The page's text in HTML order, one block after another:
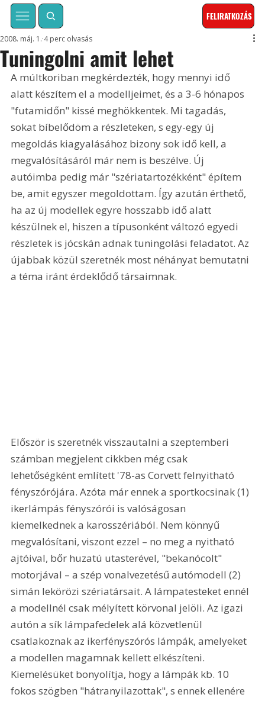
FELIRATKOZÁS
Tuningolni amit lehet
2008. máj. 1. 4 perc olvasás
A múltkoriban megkérdezték, hogy mennyi idő
alatt készítem el a modelljeimet, és a 3-6 hónapos
"futamidőn" kissé meghökkentek. Mi tagadás,
sokat bíbelődöm a részleteken, s egy-egy új
megoldás kiagyalásához bizony sok idő kell, a
megvalósításáról már nem is beszélve. Új
autóimba pedig már "szériatartozékként" építem
be, amit egyszer megoldottam. Így azután érthető,
ha az új modellek egyre hosszabb idő alatt
készülnek el, hiszen a típusonként változó egyedi
részletek is jócskán adnak tuningolási feladatot. Az
újabbak közül szeretnék most néhányat bemutatni
a téma iránt érdeklődő társaimnak.
Először is szeretnék visszautalni a szeptemberi
számban megjelent cikkben még csak
lehetőségként említett '78-as Corvett felnyitható
fényszórójára. Azóta már ennek a sportkocsinak (1)
ikerlámpás fényszórói is valóságosan
kiemelkednek a karosszériából. Nem könnyű
megvalósítani, viszont ezzel – no meg a nyitható
ajtóival, bőr huzatú utasterével, "bekanócolt"
motorjával – a szép vonalvezetésű autómodell (2)
simán lekörözi szériatársait. A lámpatesteket ennél
a modellnél csak mélyített körvonal jelöli. Az igazi
autón a sík lámpafedelek alá közvetlenül
csatlakoznak az ikerfényszórós lámpák, amelyeket
a modellen magamnak kellett elkészíteni.
Kiemelésüket bonyolítja, hogy a lámpák kb. 10
fokos szögben "hátranyilazottak", s ennek ellenére